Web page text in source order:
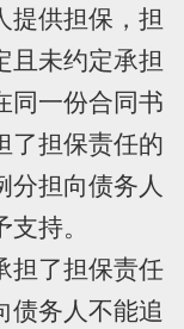
供担保，担
且未约定承担
同一份合同书
了担保责任的
分担向债务人
持。
了担保责任
债务人不能追